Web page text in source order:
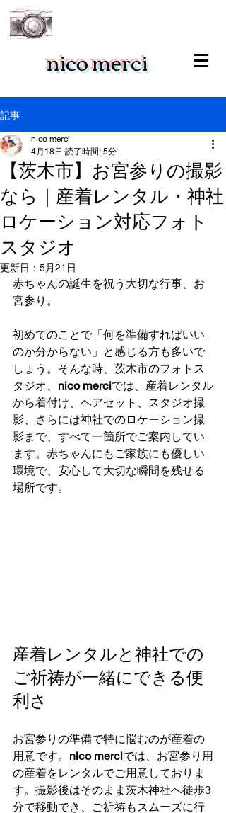
nico merci
記事
【茨木市】お宮参りの撮影
なら｜産着レンタル・神社
ロケーション対応フォト
スタジオ
nico merci
4月18日 読了時間: 5分
更新日： 5月21日
赤ちゃんの誕生を祝う大切な行事、お
宮参り。
初めてのことで「何を準備すればいい
のか分からない」と感じる方も多いで
しょう。そんな時、茨木市のフォトス
タジオ、 nico merciでは、産着レンタル
から着付け、ヘアセット、スタジオ撮
影、さらには神社でのロケーション撮
影まで、すべて一箇所でご案内してい
ます。赤ちゃんにもご家族にも優しい
環境で、安心して大切な瞬間を残せる
場所です。
産着レンタルと神社での
ご祈祷が一緒にできる便
利さ
お宮参りの準備で特に悩むのが産着の
用意です。 nico merciでは、お宮参り用
の産着をレンタルでご用意しておりま
す。撮影後はそのまま茨木神社へ徒歩3
分で移動でき、ご祈祷もスムーズに行